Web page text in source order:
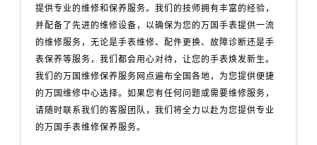
提供专业的维修和保养服务。我们的技师拥有丰富的经验，
并配备了先进的维修设备，以确保为您的万国手表提供一流
的维修服务，无论是手表维修、配件更换、故障诊断还是手
表保养等服务，我们都会用心对待，让您的手表焕发新生。
我们的万国维修保养服务网点遍布全国各地，为您提供便捷
的万国维修中心选择。如果您有任何问题或需要维修服务，
请随时联系我们的客服团队，我们将全力以赴为您提供专业
的万国手表维修保养服务。